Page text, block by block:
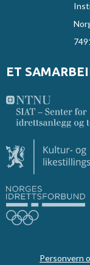
ET
Personvern